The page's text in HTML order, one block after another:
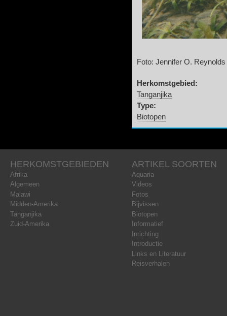
Foto: Jennifer O. Reynolds
Herkomstgebied:
Tanganjika
Type:
Biotopen
HERKOMSTGEBIEDEN
Afrika
Algemeen
Malawi
Midden-Amerika
Tanganjika
Zuid-Amerika
ARTIKEL SOORTEN
Aquaria
Videos
Fotos
Bijvissen
Biotopen
Informatief
Inrichting
Introductie
Links en Literatuur
Reisverhalen